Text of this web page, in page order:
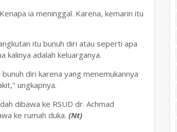
ia meninggal. Karena, kemarin itu
itu bunuh diri atau seperti apa
kalinya adalah keluarganya.
diri karena yang menemukannya
ungkapnya.
dibawa ke RSUD dr. Achmad
ke rumah duka. (Nt)